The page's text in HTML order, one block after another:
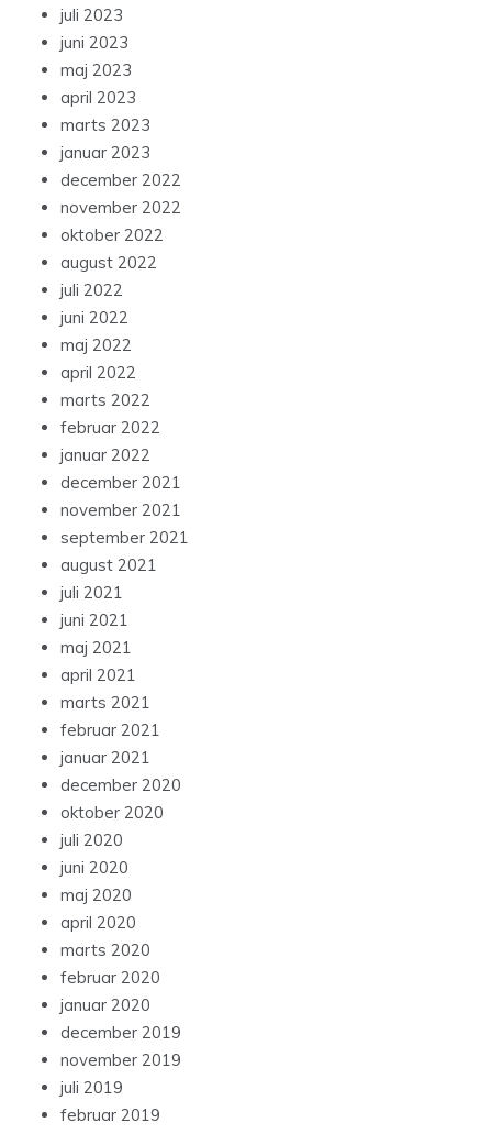
juli 2023
juni 2023
maj 2023
april 2023
marts 2023
januar 2023
december 2022
november 2022
oktober 2022
august 2022
juli 2022
juni 2022
maj 2022
april 2022
marts 2022
februar 2022
januar 2022
december 2021
november 2021
september 2021
august 2021
juli 2021
juni 2021
maj 2021
april 2021
marts 2021
februar 2021
januar 2021
december 2020
oktober 2020
juli 2020
juni 2020
maj 2020
april 2020
marts 2020
februar 2020
januar 2020
december 2019
november 2019
juli 2019
februar 2019